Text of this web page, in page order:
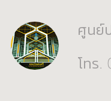
ศูนย์
โทร.